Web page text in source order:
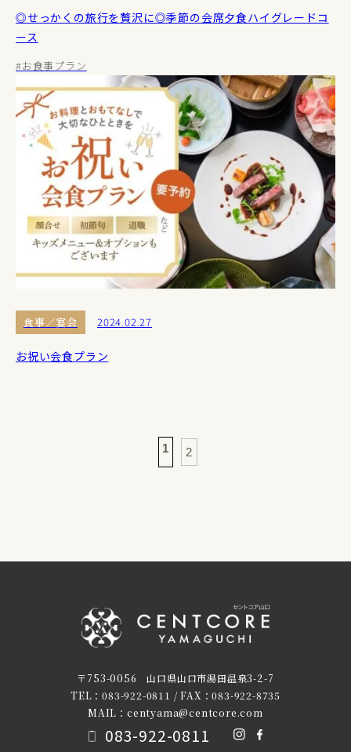
◎せっかくの旅行を贅沢に◎季節の会席夕食ハイグレードコ
ース
#お食事プラン
食事／宴会 2024.02.27
お祝い会食プラン
1 2
〒753-0056 山口県山口市湯田温泉3-2-7
TEL：083-922-0811 / FAX：083-922-8735
MAIL：centyama@centcore.com
083-922-0811